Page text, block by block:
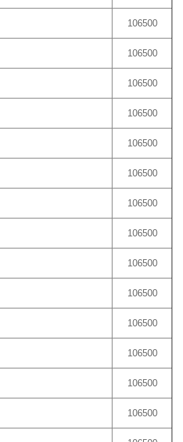
106500
106500
106500
106500
106500
106500
106500
106500
106500
106500
106500
106500
106500
106500